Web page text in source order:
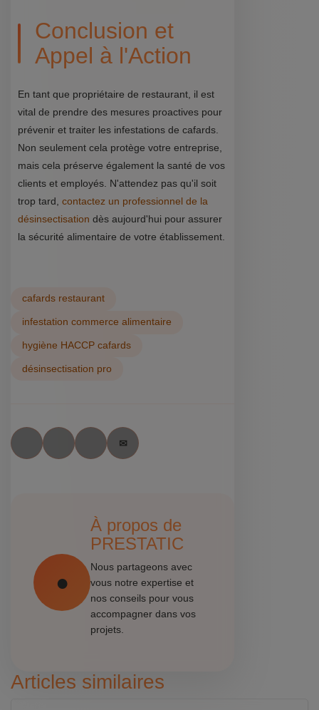
Conclusion et
Appel à l'Action
En tant que propriétaire de restaurant, il est
vital de prendre des mesures proactives pour
prévenir et traiter les infestations de cafards.
Non seulement cela protège votre entreprise,
mais cela préserve également la santé de vos
clients et employés. N'attendez pas qu'il soit
trop tard, contactez un professionnel de la
désinsectisation dès aujourd'hui pour assurer
la sécurité alimentaire de votre établissement.
cafards restaurant
infestation commerce alimentaire
hygiène HACCP cafards
désinsectisation pro
À propos de
PRESTATIC
Nous partageons avec
vous notre expertise et
nos conseils pour vous
accompagner dans vos
projets.
Articles similaires